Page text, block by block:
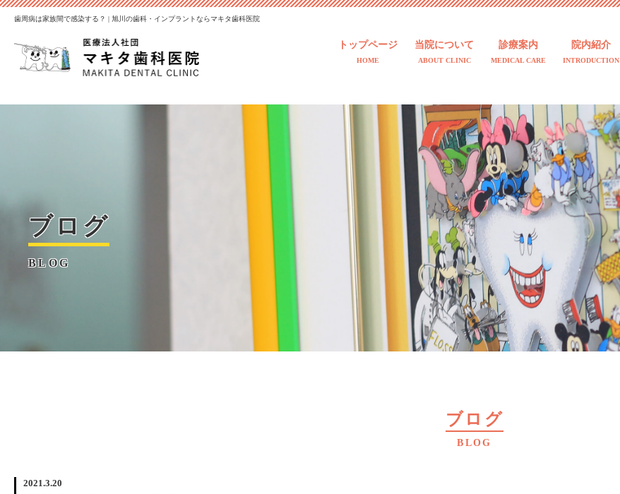
歯周病は家族間で感染する？ | 旭川の歯科・インプラントならマキタ歯科医院
トップページ
HOME
当院について
ABOUT CLINIC
診療案内
MEDICAL CARE
院内紹介
INTRODUCTION
ブログ
BLOG
ブログ
BLOG
2021.3.20